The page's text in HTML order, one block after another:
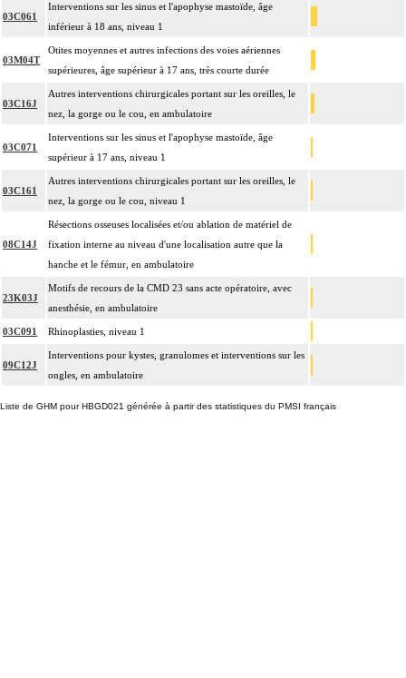
03C061
Interventions sur les sinus et l'apophyse mastoïde, âge
inférieur à 18 ans, niveau 1
03M04T
Otites moyennes et autres infections des voies aériennes
supérieures, âge supérieur à 17 ans, très courte durée
03C16J
Autres interventions chirurgicales portant sur les oreilles, le
nez, la gorge ou le cou, en ambulatoire
03C071
Interventions sur les sinus et l'apophyse mastoïde, âge
supérieur à 17 ans, niveau 1
03C161
Autres interventions chirurgicales portant sur les oreilles, le
nez, la gorge ou le cou, niveau 1
08C14J
Résections osseuses localisées et/ou ablation de matériel de
fixation interne au niveau d'une localisation autre que la
hanche et le fémur, en ambulatoire
23K03J
Motifs de recours de la CMD 23 sans acte opératoire, avec
anesthésie, en ambulatoire
03C091 Rhinoplasties, niveau 1
09C12J
Interventions pour kystes, granulomes et interventions sur les
ongles, en ambulatoire
Liste de GHM pour HBGD021 générée à partir des statistiques du PMSI français